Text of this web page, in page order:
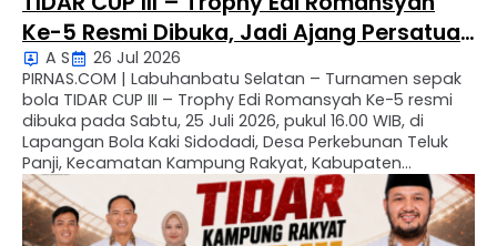
Ke-5 Resmi Dibuka, Jadi Ajang Persatuan
Pemuda dan Semarak HUT RI ke-81
A S
26 Jul 2026
PIRNAS.COM | Labuhanbatu Selatan – Turnamen sepak
bola TIDAR CUP III – Trophy Edi Romansyah Ke-5 resmi
dibuka pada Sabtu, 25 Juli 2026, pukul 16.00 WIB, di
Lapangan Bola Kaki Sidodadi, Desa Perkebunan Teluk
Panji, Kecamatan Kampung Rakyat, Kabupaten
Labuhanbatu Selatan. Pembukaan turnamen dilakukan
secara resmi oleh Edi Romansyah, Anggota DPRD
Sumatera Utara sekaligus Ketua …